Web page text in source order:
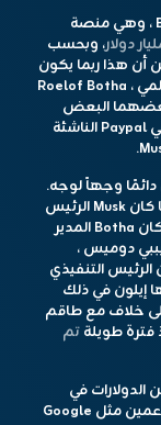
قاد Maguire أيضًا استثمارات Sequoia في Bridge ، وهي منصة
، وبحسب
أن هذا ربما يكون
مبالغًا فيه إلى حد ما. زعيم Musk و Sequoia العالمي ، Roelof Botha
بعضهما البعض
لأكثر من 25 عامًا ، ويعودهما إلى وقتهما معًا في Paypal الناشئة
دائمًا وجهاً لوجه.
كان Botha ينتقد بشدة أسلوب إدارة Musk عندما كان Musk الرئيس
التنفيذي لشركة X.com/paypal المدمجة ، حيث كان Botha المدير
دوميس ،
الرئيس التنفيذي
إيلون في ذلك
خلاف مع طاقم
طويلةتم
الدولارات في
الأصول وتستند سمعة شركتك إلى الفائزين الداعمين مثل Google